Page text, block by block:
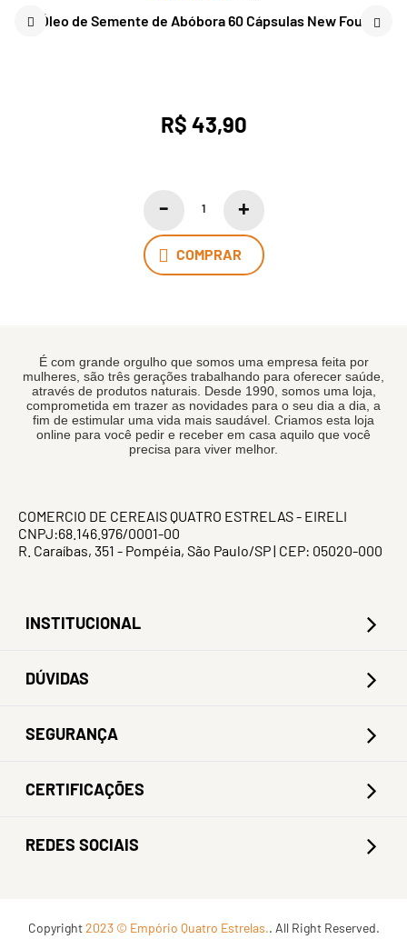
Óleo de Semente de Abóbora 60 Cápsulas New Four
R$ 43,90
COMPRAR
É com grande orgulho que somos uma empresa feita por
mulheres, são três gerações trabalhando para oferecer saúde,
através de produtos naturais. Desde 1990, somos uma loja,
comprometida em trazer as novidades para o seu dia a dia, a
fim de estimular uma vida mais saudável. Criamos esta loja
online para você pedir e receber em casa aquilo que você
precisa para viver melhor.
COMERCIO DE CEREAIS QUATRO ESTRELAS - EIRELI
CNPJ:68.146.976/0001-00
R. Caraíbas, 351 - Pompéia, São Paulo/SP | CEP: 05020-000
INSTITUCIONAL
DÚVIDAS
SEGURANÇA
CERTIFICAÇÕES
REDES SOCIAIS
Copyright2023 © Empório Quatro Estrelas.. All Right Reserved.